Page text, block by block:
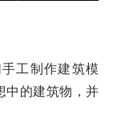
工制作建筑模
中的建筑物，并